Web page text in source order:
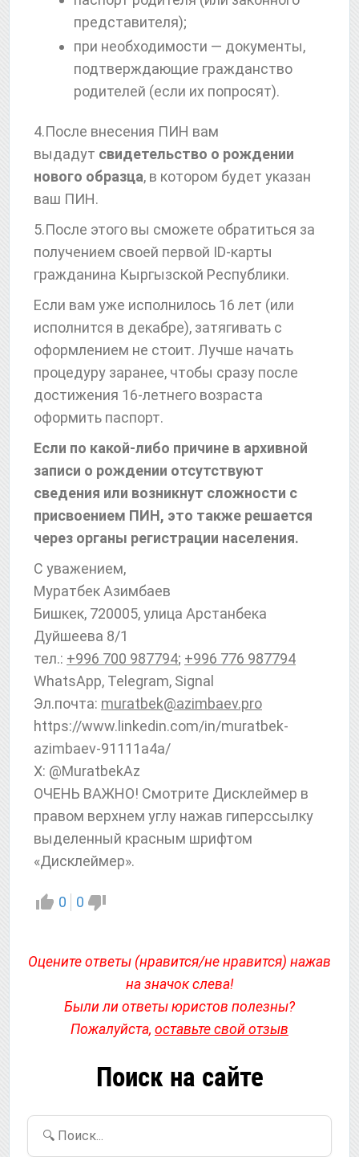
представителя);
при необходимости — документы,
подтверждающие гражданство
родителей (если их попросят).
4.После внесения ПИН вам
выдадут свидетельство о рождении
нового образца, в котором будет указан
ваш ПИН.
5.После этого вы сможете обратиться за
получением своей первой ID-карты
гражданина Кыргызской Республики.
Если вам уже исполнилось 16 лет (или
исполнится в декабре), затягивать с
оформлением не стоит. Лучше начать
процедуру заранее, чтобы сразу после
достижения 16-летнего возраста
оформить паспорт.
Если по какой-либо причине в архивной
записи о рождении отсутствуют
сведения или возникнут сложности с
присвоением ПИН, это также решается
через органы регистрации населения.
С уважением,
Муратбек Азимбаев
Бишкек, 720005, улица Арстанбека
Дуйшеева 8/1
тел.: +996 700 987794; +996 776 987794
WhatsApp, Telegram, Signal
Эл.почта: muratbek@azimbaev.pro
httрs://www.linkedin.com/in/muratbek-
azimbaev-91111a4a/
X: @MuratbekAz
ОЧЕНЬ ВАЖНО! Смотрите Дисклеймер в
правом верхнем углу нажав гиперссылку
выделенный красным шрифтом
«Дисклеймер».
0 0
Оцените ответы (нравится/не нравится) нажав
на значок слева!
Были ли ответы юристов полезны?
Пожалуйста, оставьте свой отзыв
Поиск на сайте
🔍 Поиск...